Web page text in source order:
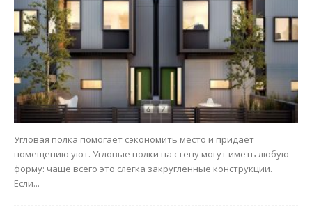
Угловая полка помогает сэкономить место и придает
помещению уют. Угловые полки на стену могут иметь любую
форму: чаще всего это слегка закругленные конструкции.
Если...